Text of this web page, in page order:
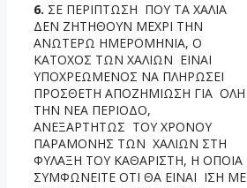
6. ΣΕ ΠΕΡΙΠΤΩΣΗ ΠΟΥ ΤΑ ΧΑΛΙΑ
ΔΕΝ ΖΗΤΗΘΟΥΝ ΜΕΧΡΙ ΤΗΝ
ΑΝΩΤΕΡΩ ΗΜΕΡΟΜΗΝΙΑ, Ο
ΚΑΤΟΧΟΣ ΤΩΝ ΧΑΛΙΩΝ ΕΙΝΑΙ
ΥΠΟΧΡΕΩΜΕΝΟΣ ΝΑ ΠΛΗΡΩΣΕΙ
ΠΡΟΣΘΕΤΗ ΑΠΟΖΗΜΙΩΣΗ ΓΙΑ ΟΛΗ
ΤΗΝ ΝΕΑ ΠΕΡΙΟΔΟ,
ΑΝΕΞΑΡΤΗΤΩΣ ΤΟΥ ΧΡΟΝΟΥ
ΠΑΡΑΜΟΝΗΣ ΤΩΝ ΧΑΛΙΩΝ ΣΤΗ
ΦΥΛΑΞΗ ΤΟΥ ΚΑΘΑΡΙΣΤΗ, Η ΟΠΟΙΑ
ΣΥΜΦΩΝΕΙΤΕ ΟΤΙ ΘΑ ΕΙΝΑΙ ΙΣΗ ΜΕ